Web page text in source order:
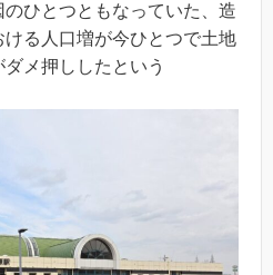
ひとつともなっていた、造
る人口増が今ひとつで土地
メ押ししたという